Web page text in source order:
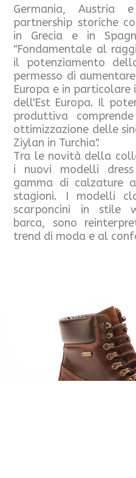
Germania, Austria
partnership storiche
in Grecia e in
"Fondamentale al
il potenziamento
permesso di
Europa e in
dell'Est Europa. Il
produttiva
ottimizzazione delle
Ziylan in Turchia".
Tra le novità della
i nuovi modelli
gamma di calzature
stagioni. I modelli
scarponcini in stile
barca, sono
trend di moda e al